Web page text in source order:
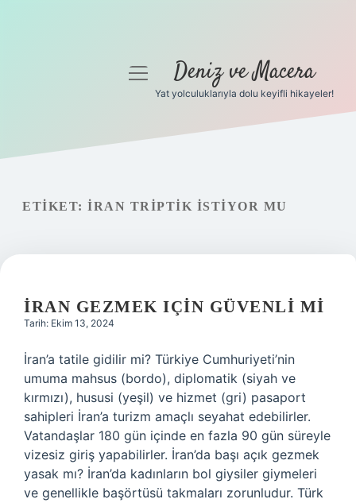
Gizlilik Politikası
menüyüDeniz ve Macera
Yat yolculuklarıyla dolu keyifli hikayeler!
ETIKET: İRAN TRIPTIK ISTIYOR MU
İRAN GEZMEK IÇIN GÜVENLI MI
Tarih: Ekim 13, 2024
İran’a tatile gidilir mi? Türkiye Cumhuriyeti’nin
umuma mahsus (bordo), diplomatik (siyah ve
kırmızı), hususi (yeşil) ve hizmet (gri) pasaport
sahipleri İran’a turizm amaçlı seyahat edebilirler.
Vatandaşlar 180 gün içinde en fazla 90 gün süreyle
vizesiz giriş yapabilirler. İran’da başı açık gezmek
yasak mı? İran’da kadınların bol giysiler giymeleri
ve genellikle başörtüsü takmaları zorunludur. Türk